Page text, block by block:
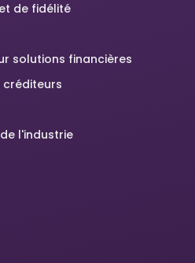
de fidélité
solutions financières
l'industrie